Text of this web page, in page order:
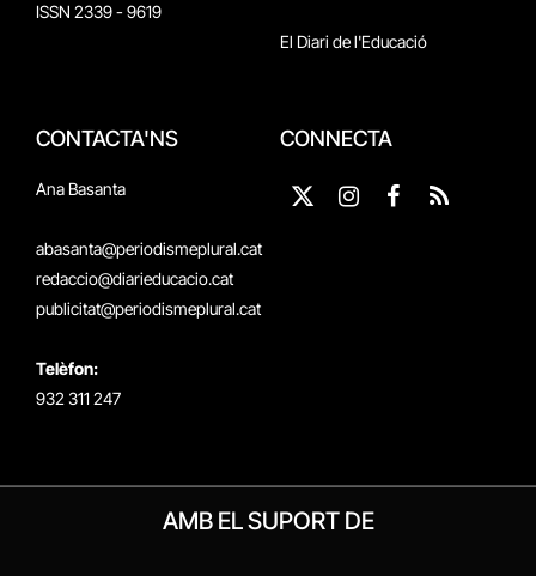
ISSN 2339 - 9619
El Diari de l'Educació
CONTACTA'NS
Ana Basanta
abasanta@periodismeplural.cat
redaccio@diarieducacio.cat
publicitat@periodismeplural.cat
Telèfon:
932 311 247
CONNECTA
X
Instagram
Facebook
RSS
AMB EL SUPORT DE